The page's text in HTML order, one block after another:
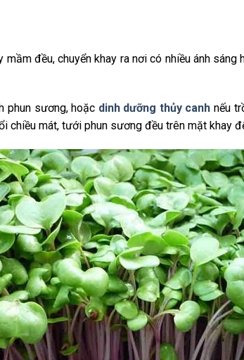
đều, chuyển khay ra nơi có nhiều ánh sáng
phun sương, hoặc dinh dưỡng thủy canh nếu
chiều mát, tưới phun sương đều trên mặt khay